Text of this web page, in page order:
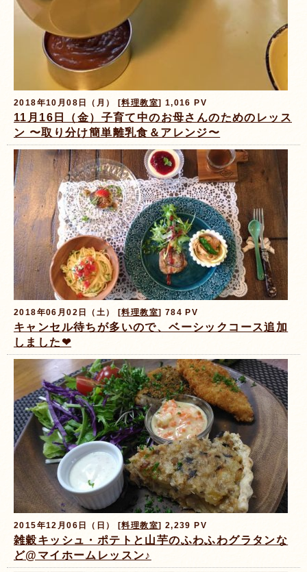
2018年10月08日（月） [料理教室] 1,016 PV
11月16日（金）子育て中のお母さんのためのレッス
ン 〜取り分け簡単離乳食＆アレンジ〜
2018年06月02日（土） [料理教室] 784 PV
キャンセル待ちが多いので、ベーシックコース追加
しました❤
2015年12月06日（日） [料理教室] 2,239 PV
雑穀キッシュ・ポテトと山芋のふわふわグラタンな
ど@マイホームレッスン♪